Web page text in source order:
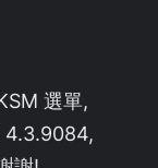
選單,
4.3.9084,